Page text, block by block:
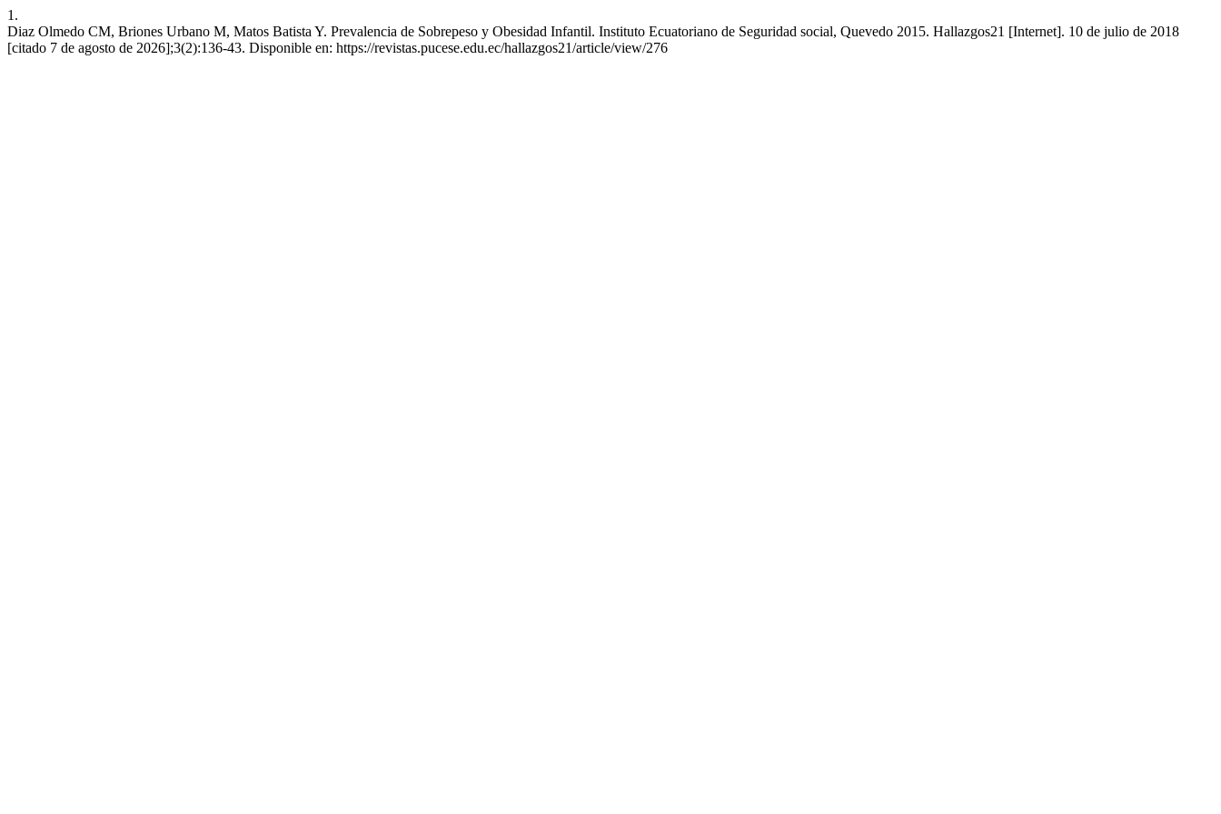
1.
Diaz Olmedo CM, Briones Urbano M, Matos Batista Y. Prevalencia de Sobrepeso y Obesidad Infantil. Instituto Ecuatoriano de Seguridad social, Quevedo 2015. Hallazgos21 [Internet]. 10 de julio de 2018
[citado 7 de agosto de 2026];3(2):136-43. Disponible en: https://revistas.pucese.edu.ec/hallazgos21/article/view/276